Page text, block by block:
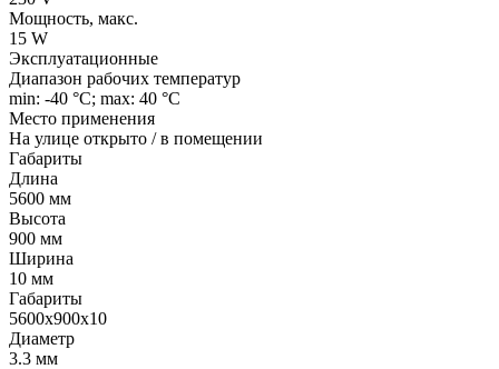
Мощность, макс.
15 W
Эксплуатационные
Диапазон рабочих температур
min: -40 °C; max: 40 °C
Место применения
На улице открыто / в помещении
Габариты
Длина
5600 мм
Высота
900 мм
Ширина
10 мм
Габариты
5600x900x10
Диаметр
3.3 мм